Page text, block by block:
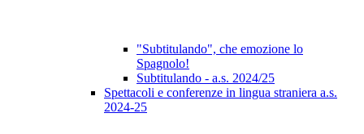
"Subtitulando", che emozione lo
Spagnolo!
Subtitulando - a.s. 2024/25
Spettacoli e conferenze in lingua straniera a.s.
2024-25